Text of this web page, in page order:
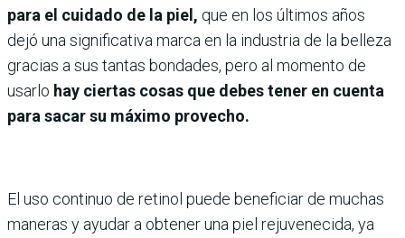
para el cuidado de la piel, que en los últimos años
dejó una significativa marca en la industria de la belleza
gracias a sus tantas bondades, pero al momento de
usarlo hay ciertas cosas que debes tener en cuenta
para sacar su máximo provecho.
El uso continuo de retinol puede beneficiar de muchas
maneras y ayudar a obtener una piel rejuvenecida, ya